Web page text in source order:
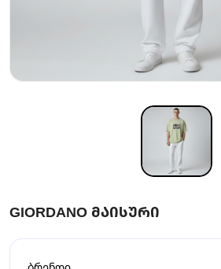
GIORDANO ᲛᲐᲘᲡᲣᲠᲘ